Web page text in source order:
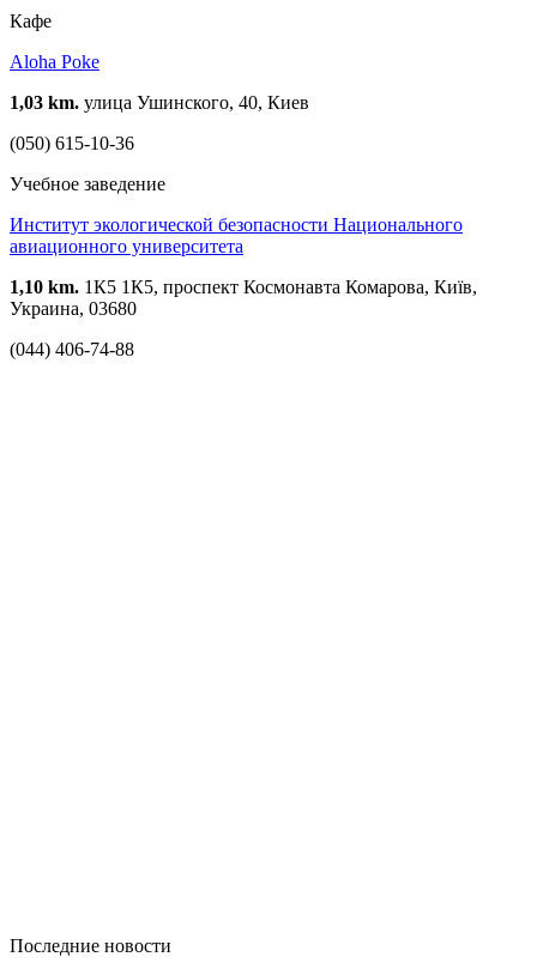
Кафе
Aloha Poke
1,03 km. улица Ушинского, 40, Киев
(050) 615-10-36
Учебное заведение
Институт экологической безопасности Национального
авиационного университета
1,10 km. 1К5 1К5, проспект Космонавта Комарова, Київ,
Украина, 03680
(044) 406-74-88
Последние новости